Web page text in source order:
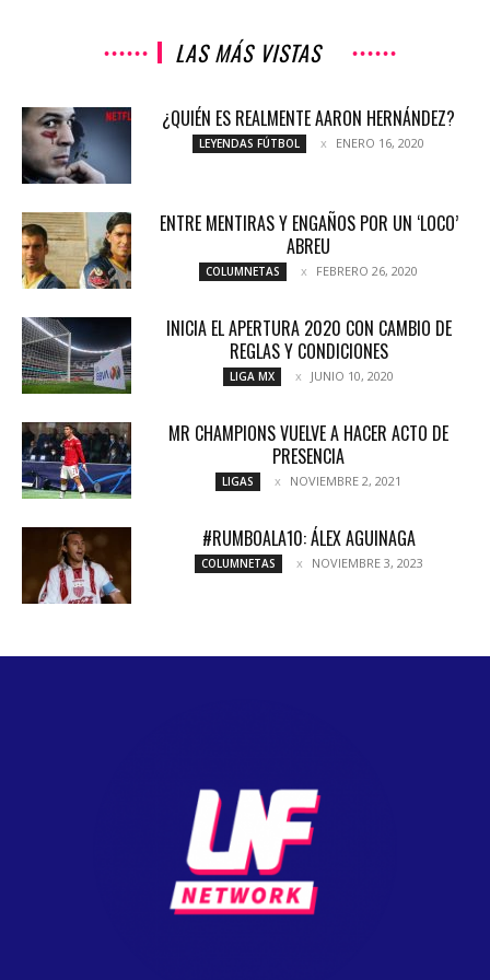
LAS MÁS VISTAS
¿QUIÉN ES REALMENTE AARON HERNÁNDEZ?
LEYENDAS FÚTBOL ENERO 16, 2020
ENTRE MENTIRAS Y ENGAÑOS POR UN ‘LOCO’
ABREU
COLUMNETAS FEBRERO 26, 2020
INICIA EL APERTURA 2020 CON CAMBIO DE
REGLAS Y CONDICIONES
LIGA MX JUNIO 10, 2020
MR CHAMPIONS VUELVE A HACER ACTO DE
PRESENCIA
LIGAS NOVIEMBRE 2, 2021
#RUMBOALA10: ÁLEX AGUINAGA
COLUMNETAS NOVIEMBRE 3, 2023